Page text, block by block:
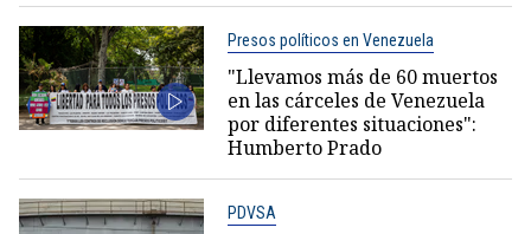
Presos políticos en Venezuela
"Llevamos más de 60 muertos
en las cárceles de Venezuela
por diferentes situaciones":
Humberto Prado
PDVSA